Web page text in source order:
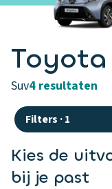
suv4 resultaten
Filters ·1
Kies de
bij je past